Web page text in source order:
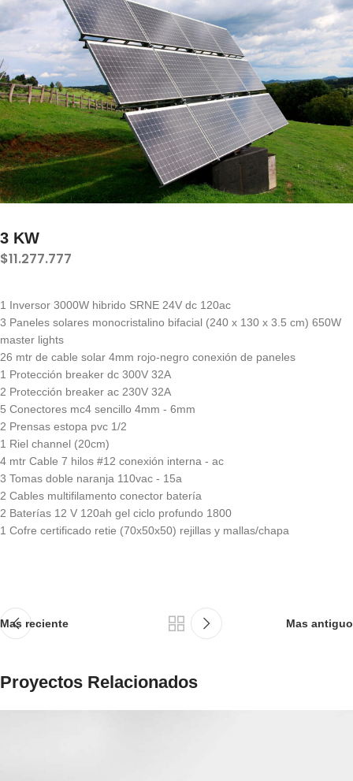
3 KW
$11.277.777
1 Inversor 3000W hibrido SRNE 24V dc 120ac
3 Paneles solares monocristalino bifacial (240 x 130 x 3.5 cm) 650W
master lights
26 mtr de cable solar 4mm rojo-negro conexión de paneles
1 Protección breaker dc 300V 32A
2 Protección breaker ac 230V 32A
5 Conectores mc4 sencillo 4mm - 6mm
2 Prensas estopa pvc 1/2
1 Riel channel (20cm)
4 mtr Cable 7 hilos #12 conexión interna - ac
3 Tomas doble naranja 110vac - 15a
2 Cables multifilamento conector batería
2 Baterías 12 V 120ah gel ciclo profundo 1800
1 Cofre certificado retie (70x50x50) rejillas y mallas/chapa
Mas reciente Mas antiguo
Proyectos Relacionados